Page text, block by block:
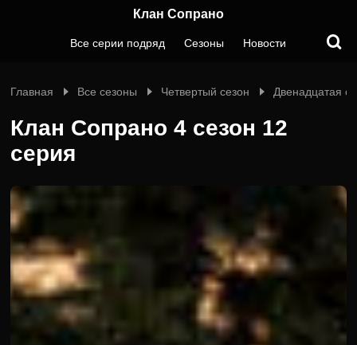
Клан Сопрано
Все серии подряд Сезоны Новости
Главная Все сезоны Четвертый сезон Двенадцатая
Клан Сопрано 4 сезон 12
серия